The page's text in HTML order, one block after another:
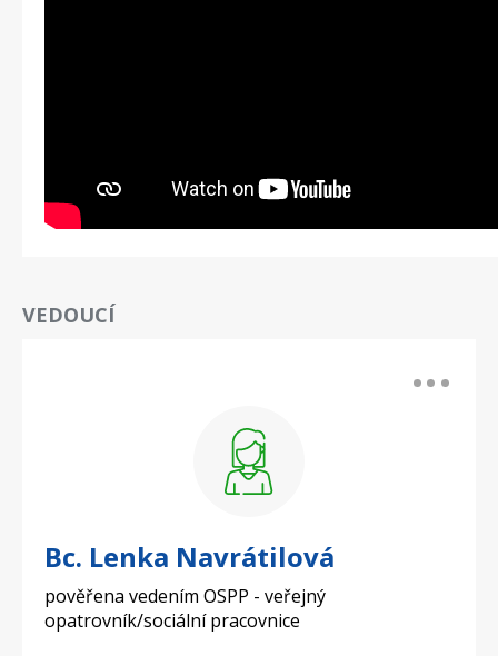
VEDOUCÍ
Bc. Lenka Navrátilová
pověřena vedením OSPP - veřejný
opatrovník/sociální pracovnice